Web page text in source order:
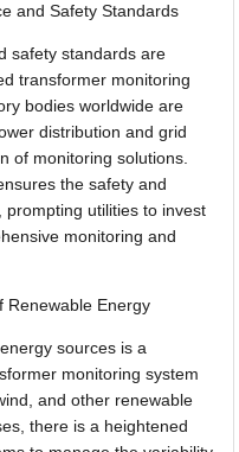
and Safety Standards
safety standards are
transformer monitoring
bodies worldwide are
distribution and grid
of monitoring solutions.
the safety and
utilities to invest
monitoring and
Renewable Energy
sources is a
monitoring system
and other renewable
there is a heightened